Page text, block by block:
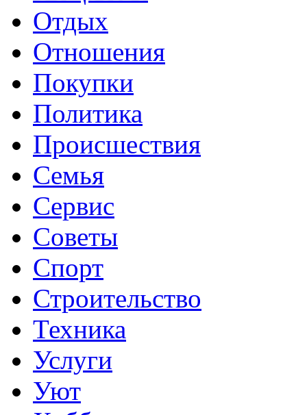
Отдых
Отношения
Покупки
Политика
Происшествия
Семья
Сервис
Советы
Спорт
Строительство
Техника
Услуги
Уют